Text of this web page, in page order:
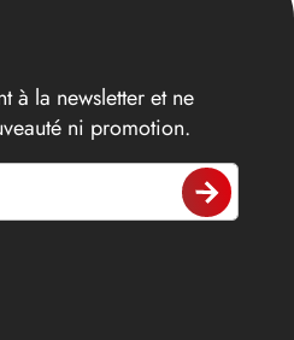
à la newsletter et ne
ni promotion.